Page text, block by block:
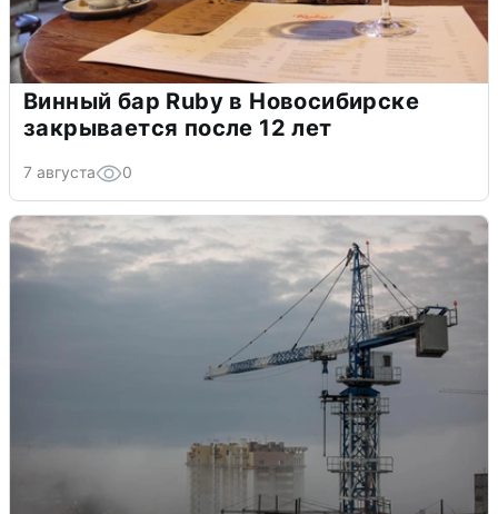
Винный бар Ruby в Новосибирске
закрывается после 12 лет
7 августа 0